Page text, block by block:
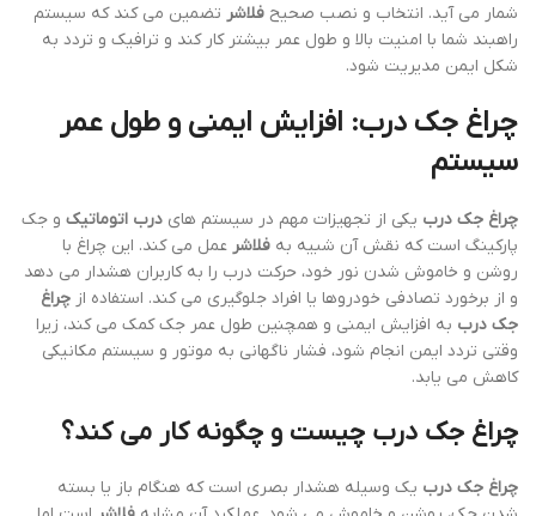
شمار می آید. انتخاب و نصب صحیح فلاشر تضمین می کند که سیستم
راهبند شما با امنیت بالا و طول عمر بیشتر کار کند و ترافیک و تردد به
شکل ایمن مدیریت شود.
چراغ جک درب: افزایش ایمنی و طول عمر
سیستم
چراغ جک درب یکی از تجهیزات مهم در سیستم های درب اتوماتیک و جک
پارکینگ است که نقش آن شبیه به فلاشر عمل می کند. این چراغ با
روشن و خاموش شدن نور خود، حرکت درب را به کاربران هشدار می دهد
و از برخورد تصادفی خودروها یا افراد جلوگیری می کند. استفاده از چراغ
جک درب به افزایش ایمنی و همچنین طول عمر جک کمک می کند، زیرا
وقتی تردد ایمن انجام شود، فشار ناگهانی به موتور و سیستم مکانیکی
کاهش می یابد.
چراغ جک درب چیست و چگونه کار می کند؟
چراغ جک درب یک وسیله هشدار بصری است که هنگام باز یا بسته